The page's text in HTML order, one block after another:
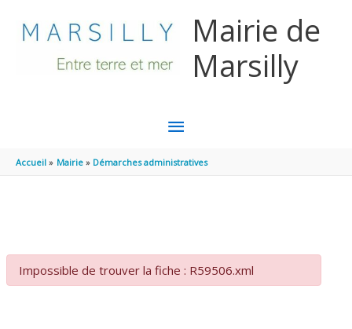
Mairie de
Marsilly
MENU
PRINCIPAL
Accueil Mairie Démarches administratives
Impossible de trouver la fiche : R59506.xml